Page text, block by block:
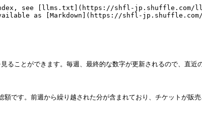
see [llms.txt](https://shfl-jp.shuffle.com/
as [Markdown](https://shfl-
ることができます。毎週、最終的な数字が更新されるので、直近
です。前週から繰り越された分が含まれており、チケットが販